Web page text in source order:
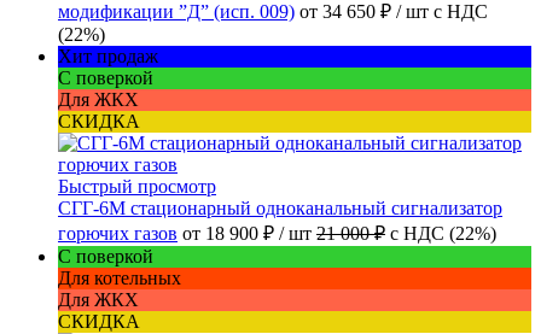
модификации ”Д” (исп. 009) от 34 650 ₽ / шт с НДС
(22%)
Хит продаж
С поверкой
Для ЖКХ
СКИДКА
Быстрый просмотр
СГГ-6М стационарный одноканальный сигнализатор
горючих газов от 18 900 ₽ / шт 21 000 ₽ с НДС (22%)
С поверкой
Для котельных
Для ЖКХ
СКИДКА